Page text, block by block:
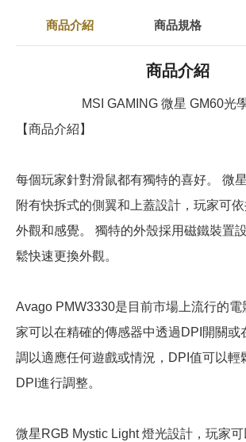
商品介紹 商品規格
商品介紹
MSI GAMING 微星 GM60光
【商品介紹】
每個玩家針對滑鼠都有獨特的喜好。 微
附有快拆式的側翼和上蓋設計，玩家可
外觀和感覺。 獨特的外殼採用磁鐵裝置
鬆快速更換外觀。
Avago PMW3330是目前市場上流行的
家可以在精確的傳感器中透過DPI開關或
調以適應任何遊戲或情況，DPI值可以輕
DPI進行調整。
微星RGB Mystic Light 燈光設計，玩家